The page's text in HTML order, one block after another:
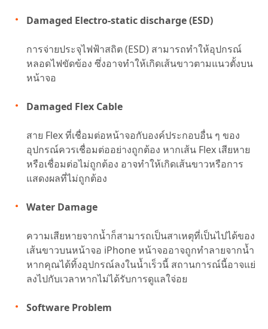
Damaged Electro-static discharge (ESD)
การจ่ายประจุไฟฟ้าสถิต (ESD) สามารถทำให้อุปกรณ์
หลอดไฟขัดข้อง ซึ่งอาจทำให้เกิดเส้นขาวตามแนวตั้งบน
หน้าจอ
Damaged Flex Cable
สาย Flex ที่เชื่อมต่อหน้าจอกับองค์ประกอบอื่น ๆ ของ
อุปกรณ์ควรเชื่อมต่ออย่างถูกต้อง หากเส้น Flex เสียหาย
หรือเชื่อมต่อไม่ถูกต้อง อาจทำให้เกิดเส้นขาวหรือการ
แสดงผลที่ไม่ถูกต้อง
Water Damage
ความเสียหายจากน้ำก็สามารถเป็นสาเหตุที่เป็นไปได้ของ
เส้นขาวบนหน้าจอ iPhone หน้าจออาจถูกทำลายจากน้ำ
หากคุณได้ทิ้งอุปกรณ์ลงในน้ำเร็วนี้ สถานการณ์นี้อาจแย่
ลงไปกับเวลาหากไม่ได้รับการดูแลใจ่อย
Software Problem